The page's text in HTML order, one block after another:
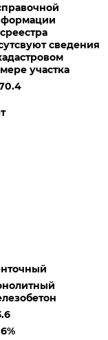
сведения
участка